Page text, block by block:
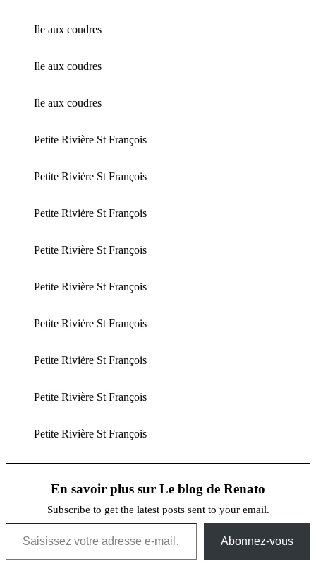
Ile aux coudres
Ile aux coudres
Ile aux coudres
Petite Rivière St François
Petite Rivière St François
Petite Rivière St François
Petite Rivière St François
Petite Rivière St François
Petite Rivière St François
Petite Rivière St François
Petite Rivière St François
Petite Rivière St François
En savoir plus sur Le blog de Renato
Subscribe to get the latest posts sent to your email.
Saisissez votre adresse e-mail…
Abonnez-vous